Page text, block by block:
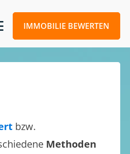
IMMOBILIE BEWERTEN
bzw.
Methoden